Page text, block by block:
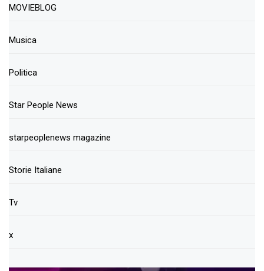
MOVIEBLOG
Musica
Politica
Star People News
starpeoplenews magazine
Storie Italiane
Tv
x